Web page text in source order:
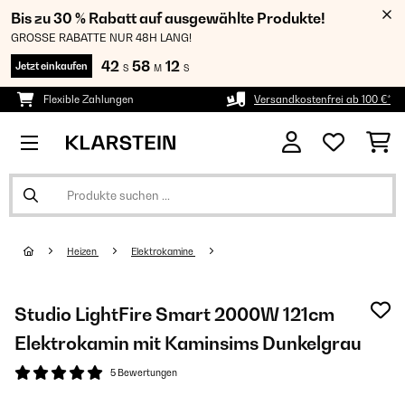
Bis zu 30 % Rabatt auf ausgewählte Produkte!
GROSSE RABATTE NUR 48H LANG!
Jetzt einkaufen 42 S 58 M 11 S
Flexible Zahlungen Versandkostenfrei ab 100 €*
Heizen Elektrokamine
Studio LightFire Smart 2000W 121cm
Elektrokamin​ mit Kaminsims Dunkelgrau
5 Bewertungen